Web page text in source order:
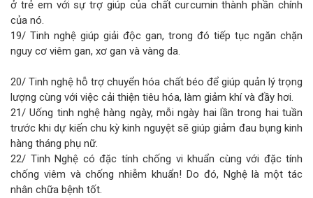
ở trẻ em với sự trợ giúp của chất curcumin thành phần chính
của nó.
19/ Tinh nghệ giúp giải độc gan, trong đó tiếp tục ngăn chặn
nguy cơ viêm gan, xơ gan và vàng da.
20/ Tinh nghệ hỗ trợ chuyển hóa chất béo để giúp quản lý trọng
lượng cùng với việc cải thiện tiêu hóa, làm giảm khí và đầy hơi.
21/ Uống tinh nghệ hàng ngày, mỗi ngày hai lần trong hai tuần
trước khi dự kiến chu kỳ kinh nguyệt sẽ giúp giảm đau bụng kinh
hàng tháng phụ nữ.
22/ Tinh Nghệ có đặc tính chống vi khuẩn cùng với đặc tính
chống viêm và chống nhiễm khuẩn! Do đó, Nghệ là một tác
nhân chữa bệnh tốt.